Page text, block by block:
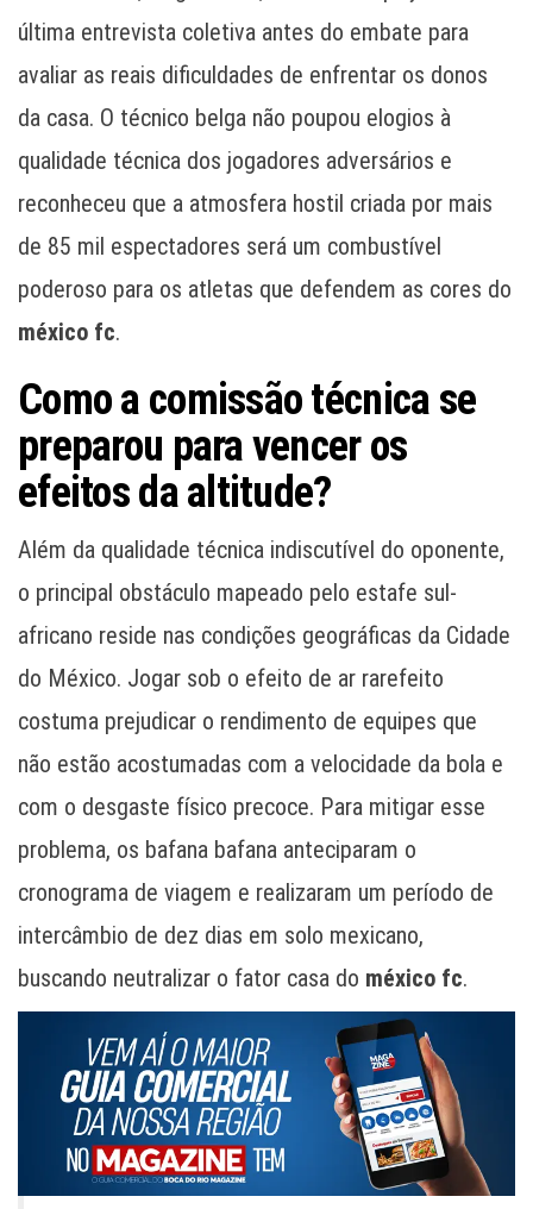
última entrevista coletiva antes do embate para
avaliar as reais dificuldades de enfrentar os donos
da casa. O técnico belga não poupou elogios à
qualidade técnica dos jogadores adversários e
reconheceu que a atmosfera hostil criada por mais
de 85 mil espectadores será um combustível
poderoso para os atletas que defendem as cores do
méxico fc.
Como a comissão técnica se
preparou para vencer os
efeitos da altitude?
Além da qualidade técnica indiscutível do oponente,
o principal obstáculo mapeado pelo estafe sul-
africano reside nas condições geográficas da Cidade
do México. Jogar sob o efeito de ar rarefeito
costuma prejudicar o rendimento de equipes que
não estão acostumadas com a velocidade da bola e
com o desgaste físico precoce. Para mitigar esse
problema, os bafana bafana anteciparam o
cronograma de viagem e realizaram um período de
intercâmbio de dez dias em solo mexicano,
buscando neutralizar o fator casa do méxico fc.